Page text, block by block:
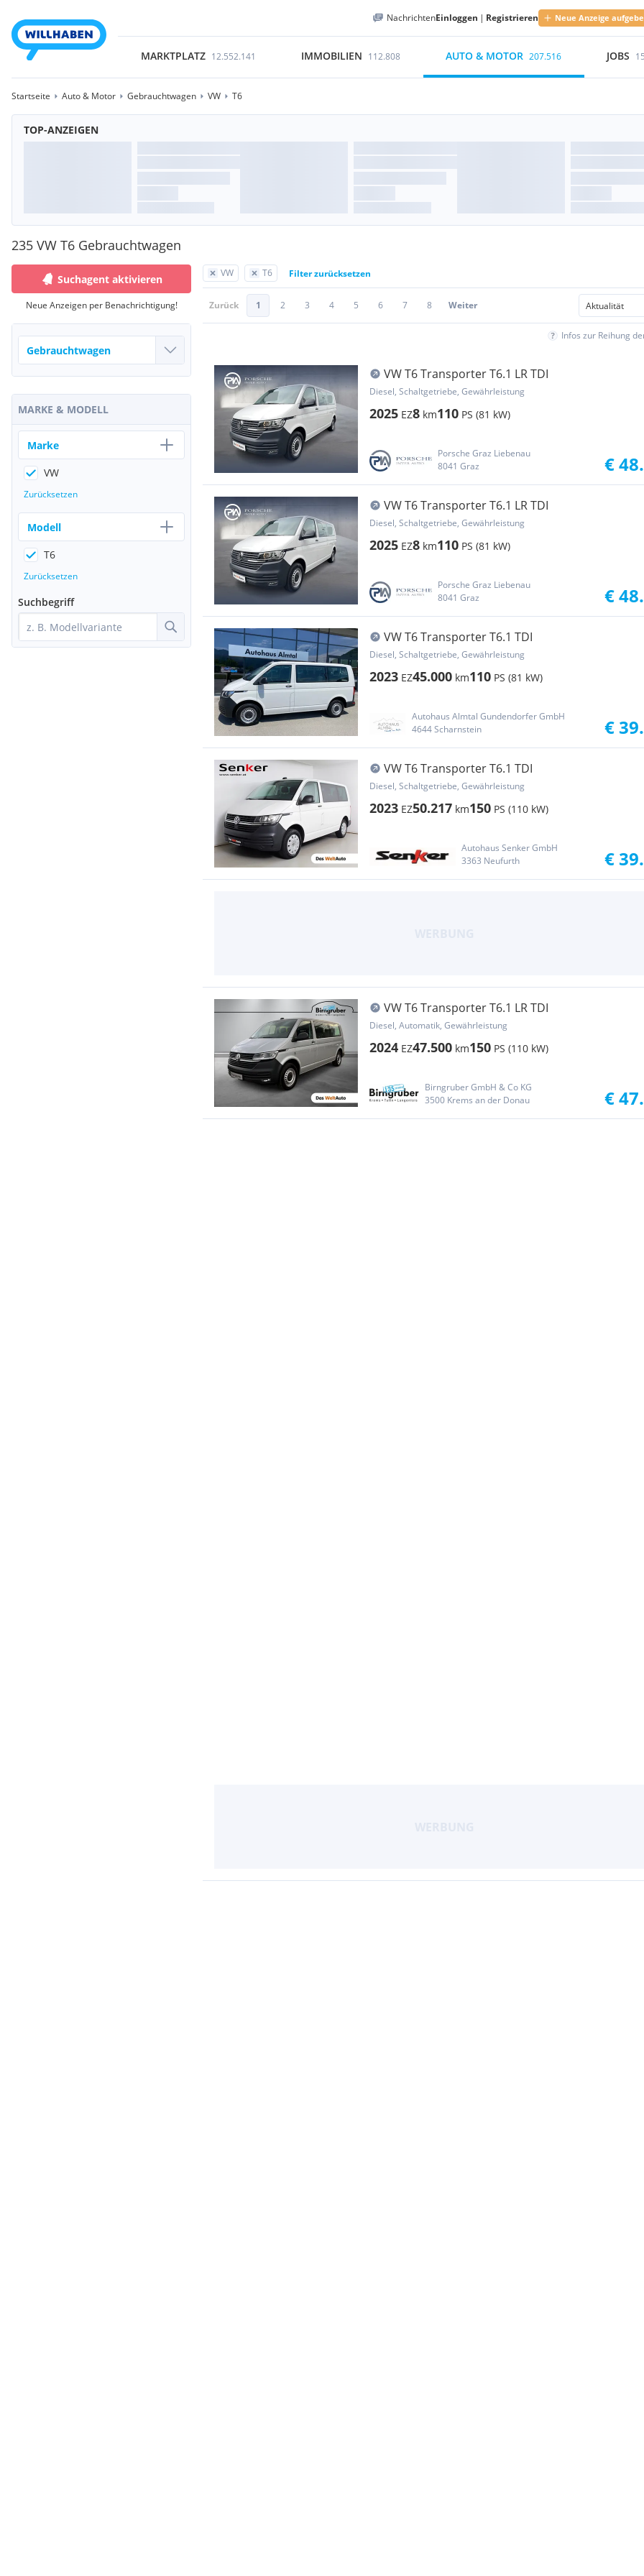
NachrichtenEinloggen | Registrieren Neue Anzeige
MARKTPLATZ 12.552.141 IMMOBILIEN 112.808 AUTO & MOTOR 207.516 JOBS
Startseite Auto & Motor Gebrauchtwagen VW T6
TOP-ANZEIGEN
235 VW T6 Gebrauchtwagen
VW T6 Filter zurücksetzen
Zurück 1 2 3 4 5 6 7 8 Weiter
Infos zur Reihung
VW T6 Transporter T6.1 LR TDI
Diesel, Schaltgetriebe, Gewährleistung
2025 EZ8 km110 PS (81 kW)
Porsche Graz Liebenau
8041 Graz
€
VW T6 Transporter T6.1 LR TDI
Diesel, Schaltgetriebe, Gewährleistung
2025 EZ8 km110 PS (81 kW)
Porsche Graz Liebenau
8041 Graz
€
VW T6 Transporter T6.1 TDI
Diesel, Schaltgetriebe, Gewährleistung
2023 EZ45.000 km110 PS (81 kW)
Autohaus Almtal Gundendorfer GmbH
4644 Scharnstein
€
VW T6 Transporter T6.1 TDI
Diesel, Schaltgetriebe, Gewährleistung
2023 EZ50.217 km150 PS (110 kW)
Autohaus Senker GmbH
3363 Neufurth
€
VW T6 Transporter T6.1 LR TDI
Diesel, Automatik, Gewährleistung
2024 EZ47.500 km150 PS (110 kW)
Birngruber GmbH & Co KG
3500 Krems an der Donau
€
Suchagent aktivieren
Neue Anzeigen per Benachrichtigung!
MARKE & MODELL
Marke
VW
Zurücksetzen
Modell
T6
Zurücksetzen
Suchbegriff